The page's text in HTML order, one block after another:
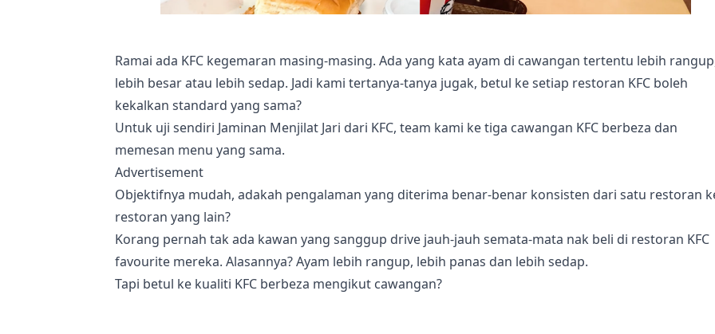
Ramai ada KFC kegemaran masing-masing. Ada yang kata ayam di cawangan tertentu lebih
lebih besar atau lebih sedap. Jadi kami tertanya-tanya jugak, betul ke setiap restoran KFC boleh
kekalkan standard yang sama?
Untuk uji sendiri Jaminan Menjilat Jari dari KFC, team kami ke tiga cawangan KFC berbeza dan
memesan menu yang sama.
Advertisement
Objektifnya mudah, adakah pengalaman yang diterima benar-benar konsisten dari satu restoran
restoran yang lain?
Korang pernah tak ada kawan yang sanggup drive jauh-jauh semata-mata nak beli di restoran KFC
favourite mereka. Alasannya? Ayam lebih rangup, lebih panas dan lebih sedap.
Tapi betul ke kualiti KFC berbeza mengikut cawangan?